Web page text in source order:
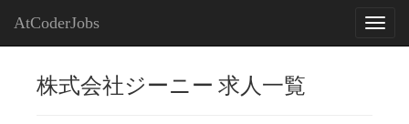
AtCoderJobs
株式会社ジーニー 求人一覧